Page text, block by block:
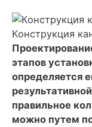
Конструкция
этапов
определяется
правильное
можно путем